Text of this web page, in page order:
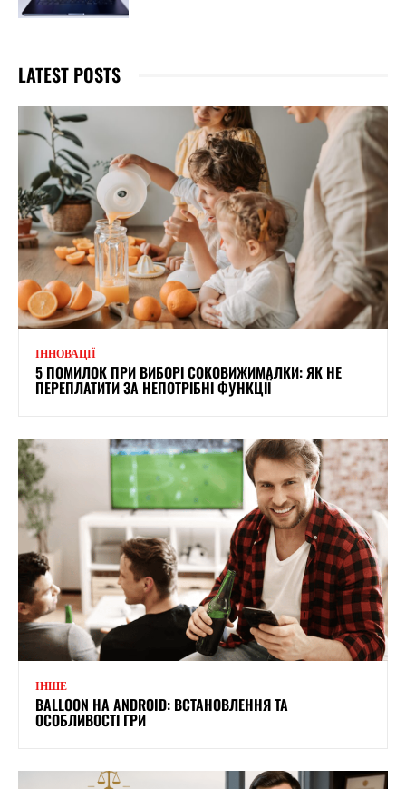
LATEST POSTS
ІННОВАЦІЇ
5 ПОМИЛОК ПРИ ВИБОРІ СОКОВИЖИМАЛКИ: ЯК НЕ
ПЕРЕПЛАТИТИ ЗА НЕПОТРІБНІ ФУНКЦІЇ
ІНШЕ
BALLOON НА ANDROID: ВСТАНОВЛЕННЯ ТА
ОСОБЛИВОСТІ ГРИ